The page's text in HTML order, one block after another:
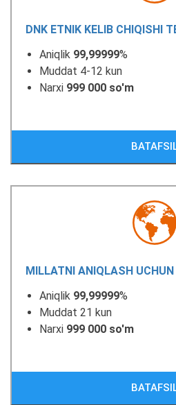
DNK ETNIK KELIB CHIQISHI
Aniqlik 99,99999%
Muddat 4-12 kun
Narxi 999 000 so'm
MILLATNI ANIQLASH UCHUN
Aniqlik 99,99999%
Muddat 21 kun
Narxi 999 000 so'm